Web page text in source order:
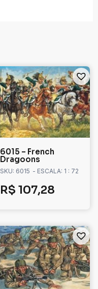
6015 – French
Dragoons
SKU: 6015 - ESCALA: 1 : 72
R$ 107,28